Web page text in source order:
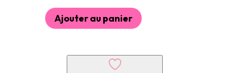
quantitéAjouter au panier